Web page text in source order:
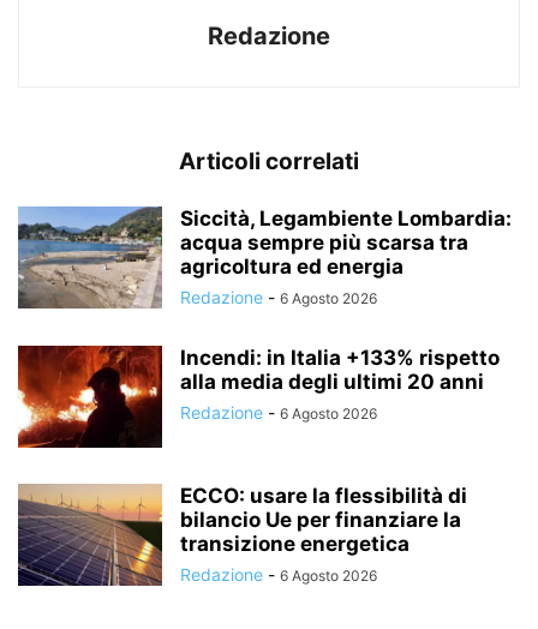
Redazione
Articoli correlati
Siccità, Legambiente Lombardia:
acqua sempre più scarsa tra
agricoltura ed energia
Redazione - 6 Agosto 2026
Incendi: in Italia +133% rispetto
alla media degli ultimi 20 anni
Redazione - 6 Agosto 2026
ECCO: usare la flessibilità di
bilancio Ue per finanziare la
transizione energetica
Redazione - 6 Agosto 2026